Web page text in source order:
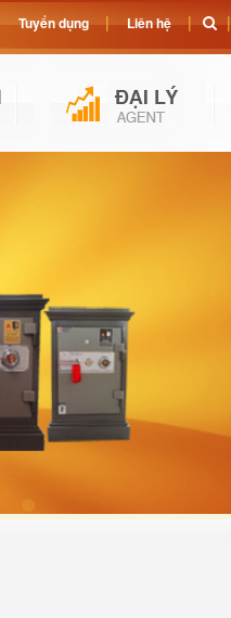
Tuyển dụng Liên hệ